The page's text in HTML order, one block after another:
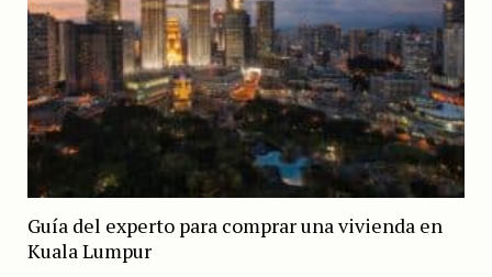
Guía del experto para comprar una vivienda en
Kuala Lumpur